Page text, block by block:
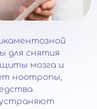
для снятия
мозга и
ноотропы,
устраняют